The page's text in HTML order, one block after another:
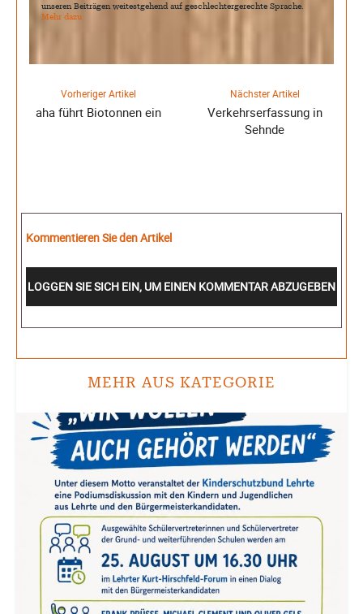
MEHR AUS KATEGORIE
unseren Beiträgen weitestgehend auf geschlechtergerechte Sprache.
Mehr dazu
Vorheriger Artikel
aha führt Biotonnen ein
Nächster Artikel
Verkehrserfassung in
Sehnde
Kommentieren Sie den Artikel
LOGGEN SIE SICH EIN, UM EINEN KOMMENTAR ABZUGEBEN